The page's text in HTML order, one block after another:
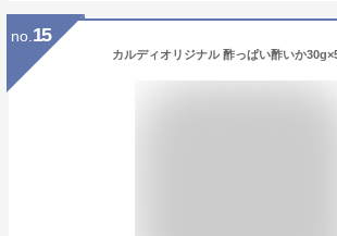
no. 15
カルディオリジナル 酢っぱい酢いか